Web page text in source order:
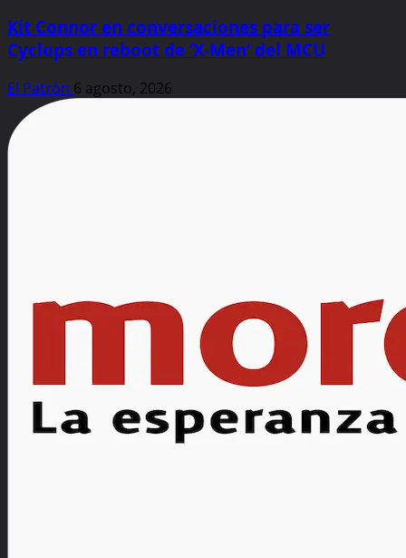
temporada
invernal
Kit Connor en conversaciones para ser
Cyclops en reboot de ‘X-Men’ del MCU
El Patrón 6 agosto, 2026